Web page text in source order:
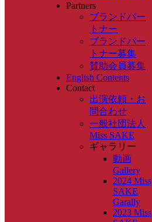
Partners
ブランドパー
トナー
ブランドパー
トナー募集
賛助会員募集
English Contents
Contact
出演依頼・お
問合わせ
一般社団法人
Miss SAKE
ギャラリー
動画
Gallery
2024 Miss
SAKE
Garally
2023 Miss